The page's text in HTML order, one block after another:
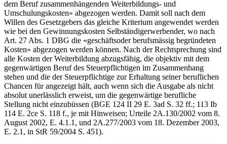
dem Beruf zusammenhängenden Weiterbildungs- und
Umschulungskosten» abgezogen werden. Damit soll nach dem
Willen des Gesetzgebers das gleiche Kriterium angewendet werden
wie bei den Gewinnungskosten Selbständigerwerbender, wo nach
Art. 27 Abs. 1 DBG die «geschäftsoder berufsmässig begründeten
Kosten» abgezogen werden können. Nach der Rechtsprechung sind
alle Kosten der Weiterbildung abzugsfähig, die objektiv mit dem
gegenwärtigen Beruf des Steuerpflichtigen im Zusammenhang
stehen und die der Steuerpflichtige zur Erhaltung seiner beruflichen
Chancen für angezeigt hält, auch wenn sich die Ausgabe als nicht
absolut unerlässlich erweist, um die gegenwärtige berufliche
Stellung nicht einzubüssen (BGE 124 II 29 E. 3ad S. 32 ff.; 113 Ib
114 E. 2ce S. 118 f., je mit Hinweisen; Urteile 2A.130/2002 vom 8.
August 2002, E. 4.1.1, und 2A.277/2003 vom 18. Dezember 2003,
E. 2.1, in StR 59/2004 S. 451).